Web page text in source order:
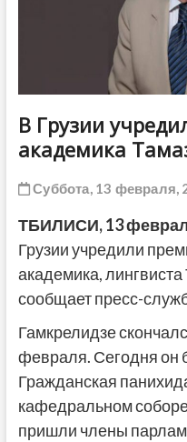
В Грузии
академика
Суббота, 13 февраля,
ТБИЛИСИ, 13
Грузии учредили
академика,
сообщает пресс-
Гамкрелидзе
февраля. Сегодня он
Гражданская
кафедральном
пришли члены